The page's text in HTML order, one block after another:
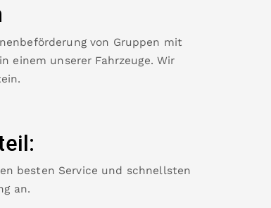
von Gruppen mit
einem unserer Fahrzeuge. Wir
.
besten Service und schnellsten
an.